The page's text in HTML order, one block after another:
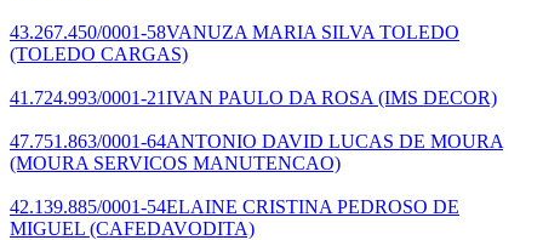
43.267.450/0001-58VANUZA MARIA SILVA TOLEDO
(TOLEDO CARGAS)
41.724.993/0001-21IVAN PAULO DA ROSA (IMS DECOR)
47.751.863/0001-64ANTONIO DAVID LUCAS DE MOURA
(MOURA SERVICOS MANUTENCAO)
42.139.885/0001-54ELAINE CRISTINA PEDROSO DE
MIGUEL (CAFEDAVODITA)